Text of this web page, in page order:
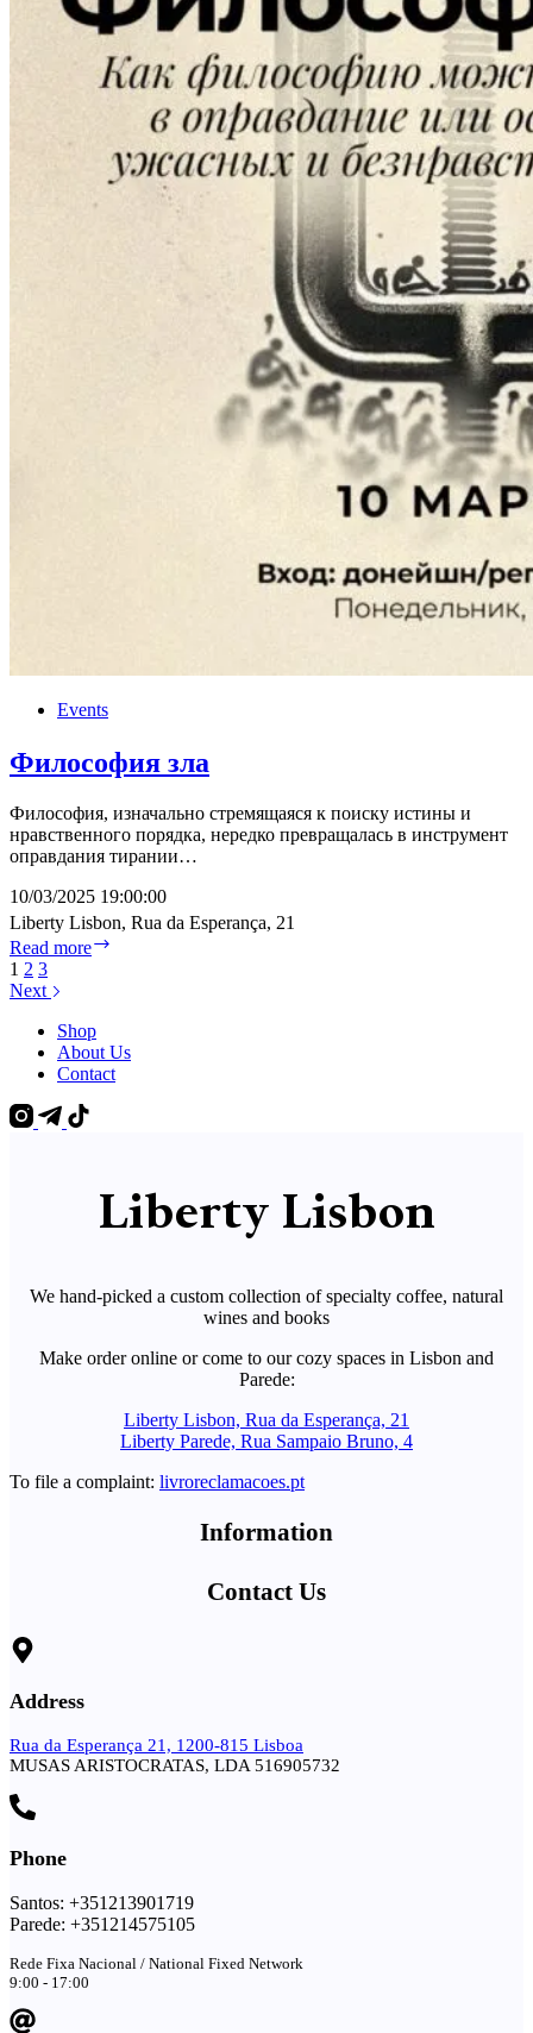
Events
Философия зла
Философия, изначально стремящаяся к поиску истины и
нравственного порядка, нередко превращалась в инструмент
оправдания тирании…
10/03/2025 19:00:00
Liberty Lisbon, Rua da Esperança, 21
Read more
1 2 3
Next
Shop
About Us
Contact
Liberty Lisbon
We hand-picked a custom collection of specialty coffee, natural
wines and books
Make order online or come to our cozy spaces in Lisbon and
Parede:
Liberty Lisbon, Rua da Esperança, 21
Liberty Parede, Rua Sampaio Bruno, 4
To file a complaint: livroreclamacoes.pt
Information
Contact Us
Address
Rua da Esperança 21, 1200-815 Lisboa
MUSAS ARISTOCRATAS, LDA 516905732
Phone
Santos: +351213901719
Parede: +351214575105
Rede Fixa Nacional / National Fixed Network
9:00 - 17:00